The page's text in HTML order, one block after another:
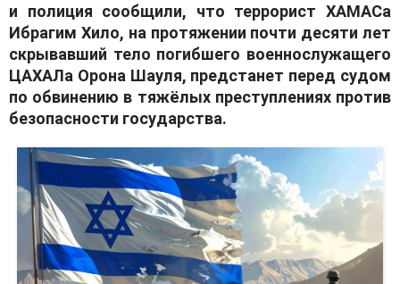
и полиция сообщили, что террорист ХАМАСа
Ибрагим Хило, на протяжении почти десяти лет
скрывавший тело погибшего военнослужащего
ЦАХАЛа Орона Шауля, предстанет перед судом
по обвинению в тяжёлых преступлениях против
безопасности государства.